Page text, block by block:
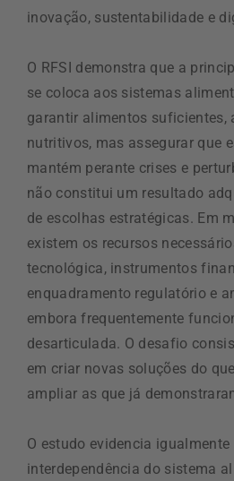
inovação, sustentabilidade e
O RFSI demonstra que a
se coloca aos sistemas
garantir alimentos suficientes,
nutritivos, mas assegurar que
mantém perante crises e
não constitui um resultado
de escolhas estratégicas. Em
existem os recursos
tecnológica, instrumentos
enquadramento regulatório e
embora frequentemente
desarticulada. O desafio
em criar novas soluções do
ampliar as que já
O estudo evidencia
interdependência do sistema